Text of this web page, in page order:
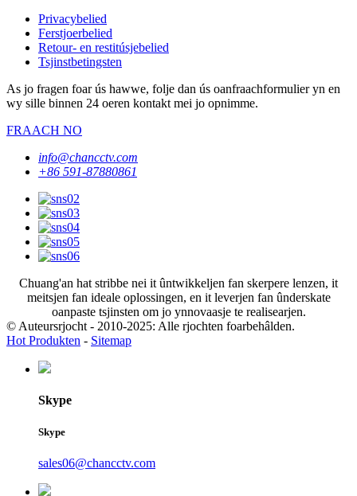
Privacybelied
Ferstjoerbelied
Retour- en restitúsjebelied
Tsjinstbetingsten
As jo ​​fragen foar ús hawwe, folje dan ús oanfraachformulier yn en
wy sille binnen 24 oeren kontakt mei jo opnimme.
FRAACH NO
info@chancctv.com
+86 591-87880861
Chuang'an hat stribbe nei it ûntwikkeljen fan skerpere lenzen, it
meitsjen fan ideale oplossingen, en it leverjen fan ûnderskate
oanpaste tsjinsten om jo ynnovaasje te realisearjen.
© Auteursrjocht - 2010-2025: Alle rjochten foarbehâlden.
Hot Produkten - Sitemap
Skype
Skype
sales06@chancctv.com